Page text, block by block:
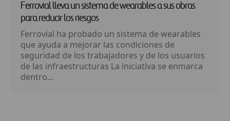
Ferrovial lleva un sistema de wearables a sus obras
para reducir los riesgos
Ferrovial ha probado un sistema de wearables
que ayuda a mejorar las condiciones de
seguridad de los trabajadores y de los usuarios
de las infraestructuras La iniciativa se enmarca
dentro...